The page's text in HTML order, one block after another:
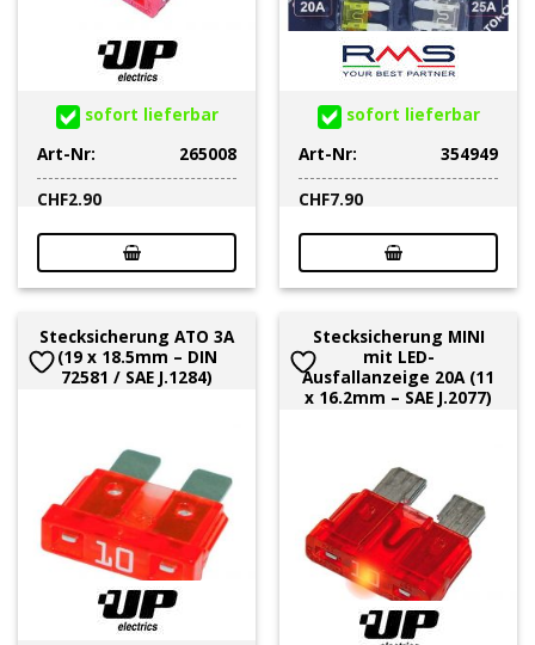
sofort lieferbar
Art-Nr:
265008
CHF2.90
sofort lieferbar
Art-Nr:
354949
CHF7.90
Stecksicherung ATO 3A
(19 x 18.5mm – DIN
72581 / SAE J.1284)
Stecksicherung MINI
mit LED-
Ausfallanzeige 20A (11
x 16.2mm – SAE J.2077)